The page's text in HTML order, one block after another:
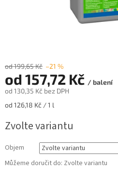
od 199,65 Kč –21 %
od 157,72 Kč / balení
od 130,35 Kč bez DPH
Měrná
od 126,18 Kč / 1 l
Zvolte variantu
Objem
Můžeme doručit do: Zvolte variantu